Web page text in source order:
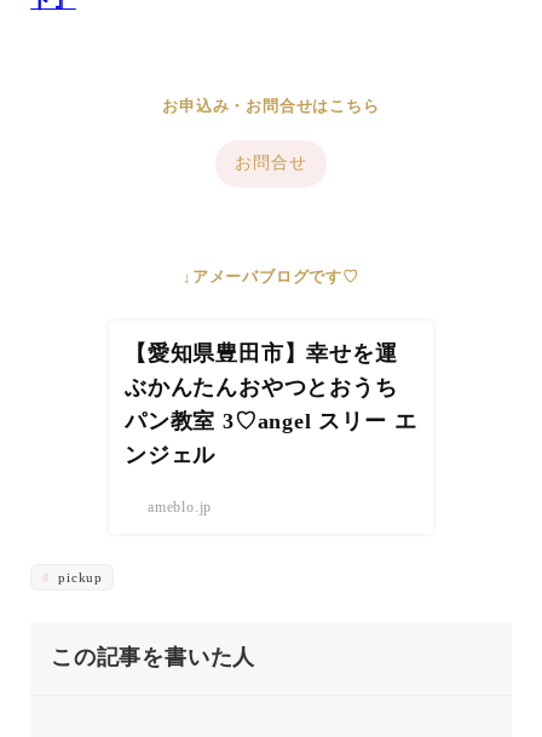
お申込み・お問合せはこちら
お問合せ
↓アメーバブログです♡
【愛知県豊田市】幸せを運
ぶかんたんおやつとおうち
パン教室 3♡angel スリー エ
ンジェル
ameblo.jp
pickup
この記事を書いた人